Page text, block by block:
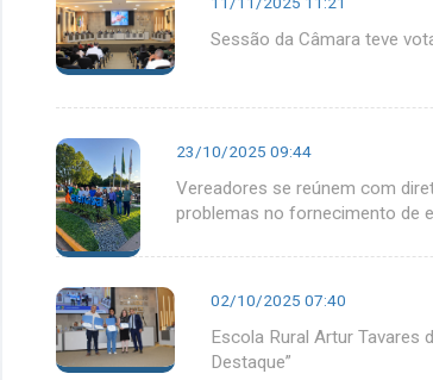
Sessão da Câmara teve
23/10/2025 09:44
Vereadores se reúnem com
problemas no fornecimento de
02/10/2025 07:40
Escola Rural Artur Tavares
Destaque”